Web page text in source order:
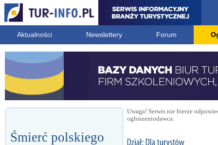
Aktualności Newslettery Forum
Śmierć polskiego
Uwaga! Serwis nie bierze
ogłoszeniodawca.